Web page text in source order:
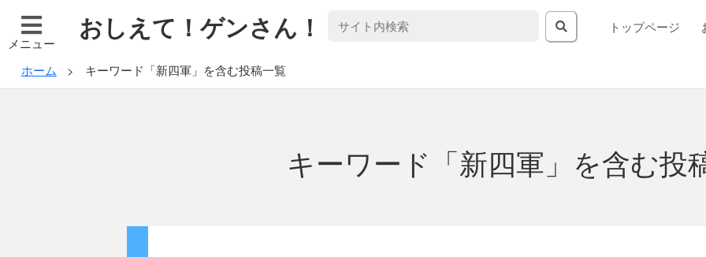
メニュー おしえて！ゲンさん！ トップページ
ホーム キーワード「新四軍」を含む投稿一覧
キーワード「新四軍」を含む投